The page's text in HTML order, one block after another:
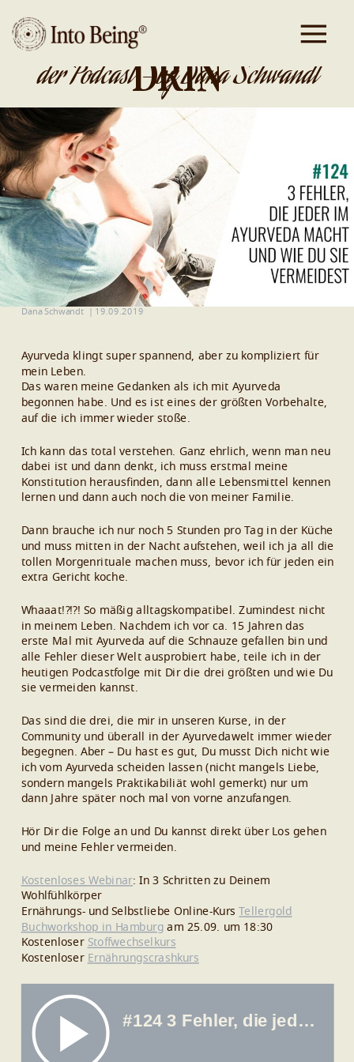
DA IST GOLD
DRIN
der Podcast - by Dana Schwandt
Dana Schwandt 19.09.2019
Ayurveda klingt super spannend, aber zu kompliziert für
mein Leben.
Das waren meine Gedanken als ich mit Ayurveda
begonnen habe. Und es ist eines der größten Vorbehalte,
auf die ich immer wieder stoße.
Ich kann das total verstehen. Ganz ehrlich, wenn man neu
dabei ist und dann denkt, ich muss erstmal meine
Konstitution herausfinden, dann alle Lebensmittel kennen
lernen und dann auch noch die von meiner Familie.
Dann brauche ich nur noch 5 Stunden pro Tag in der Küche
und muss mitten in der Nacht aufstehen, weil ich ja all die
tollen Morgenrituale machen muss, bevor ich für jeden ein
extra Gericht koche.
Whaaat!?!?! So mäßig alltagskompatibel. Zumindest nicht
in meinem Leben. Nachdem ich vor ca. 15 Jahren das
erste Mal mit Ayurveda auf die Schnauze gefallen bin und
alle Fehler dieser Welt ausprobiert habe, teile ich in der
heutigen Podcastfolge mit Dir die drei größten und wie Du
sie vermeiden kannst.
Das sind die drei, die mir in unseren Kurse, in der
Community und überall in der Ayurvedawelt immer wieder
begegnen. Aber – Du hast es gut, Du musst Dich nicht wie
ich vom Ayurveda scheiden lassen (nicht mangels Liebe,
sondern mangels Praktikabiliät wohl gemerkt) nur um
dann Jahre später noch mal von vorne anzufangen.
Hör Dir die Folge an und Du kannst direkt über Los gehen
und meine Fehler vermeiden.
Kostenloses Webinar: In 3 Schritten zu Deinem
Wohlfühlkörper
Ernährungs- und Selbstliebe Online-KursTellergold
Buchworkshop in Hamburg am 25.09. um 18:30
Kostenloser Stoffwechselkurs
Kostenloser Ernährungscrashkurs